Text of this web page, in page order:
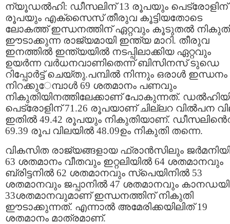
ന്യൂഡൽഹി: ഡീസലിന്​ 13 രൂപയും പെട്രോളിന്​
രൂപയും എക്​സൈസ്​ തീരുവ കൂട്ടിയതോടെ
ലോകത്ത്​ ഇന്ധനത്തിന്​ ഏറ്റവും കൂടുതൽ
ഈടാക്കുന്ന രാജ്യമായി ഇന്ത്യ മാറി. തീരുവ
ഇനത്തിൽ ഇന്ത്യയിൽ നടപ്പിലാക്കിയ ഏറ്റവും
ഉയർന്ന വർധനവാണിതെന്ന്​ ബിസിനസ്​ ടുഡെ
റിപ്പോർട്ട്​ ചെയ്​തു​.പമ്പിൽ നിന്നും ഒരാൾ ഇന്ധനം
നിറക്കു​​േമ്പാൾ 69 ശതമാനം പണവും
നികുതിയിനത്തിലേക്കാണ്​ പോകുന്നത്​.
പെട്രോളിന്​ 71.26 രൂപയാണ്​ ചില്ലറ വിൽപന
ഇതിൽ 49.42 രൂപയും നികുതിയാണ്​.
69.39 രൂപ വിലയിൽ 48.09ഉം നികുതി തന്നെ.
വികസിത രാജ്യങ്ങളായ ​ഫ്രാൻസിലും
63 ശതമാനം വീതവും ഇറ്റലിയിൽ 64 ശതമാനവും
ബ്രിട്ടനിൽ 62 ശതമാനവും സ്​പെയിനിൽ 53
ശതമാനവും ജപ്പാനിൽ 47 ശതമാനവും
33ശതമാനവുമാണ്​ ഇന്ധനത്തിന്​ നികുതി
ഈടാക്കുന്നത്​. എന്നാൽ അമേരിക്കയിലിത്​ 19
ശതമാനം മാത്രമാണ്​.